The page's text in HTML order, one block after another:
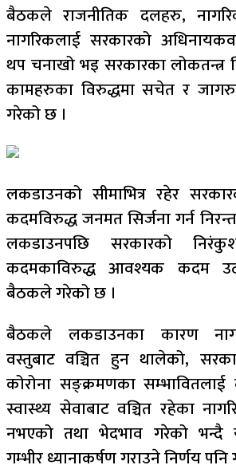
बैठकले राजनीतिक दलहरु,
नागरिकलाई सरकारको
थप चनाखो भइ सरकारका लोकतन्त्र
कामहरुका विरुद्धमा सचेत र
गरेको छ ।
लकडाउनको सीमाभित्र रहेर
कदमविरुद्ध जनमत सिर्जना गर्न
लकडाउनपछि सरकारको
कदमकाविरुद्ध आवश्यक कदम
बैठकले गरेको छ ।
बैठकले लकडाउनका कारण
वस्तुबाट वञ्चित हुन थालेको,
कोरोना सङ्क्रमणका सम्भावितलाई
स्वास्थ्य सेवाबाट वञ्चित रहेका
नभएको तथा भेदभाव गरेको भन्दै
गम्भीर ध्यानाकर्षण गराउने निर्णय